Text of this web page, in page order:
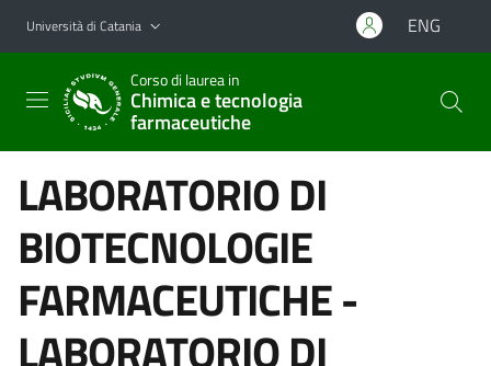
Vai al contenuto principale
Vai al menu di navigazione
Università di Catania ENG
Corso di laurea in
Chimica e tecnologia
farmaceutiche
LABORATORIO DI
BIOTECNOLOGIE
FARMACEUTICHE -
LABORATORIO DI